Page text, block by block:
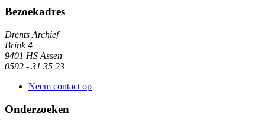
Algemene informatie
Bezoekadres
Drents Archief
Brink 4
9401 HS Assen
0592 - 31 35 23
Neem contact op
Onderzoeken